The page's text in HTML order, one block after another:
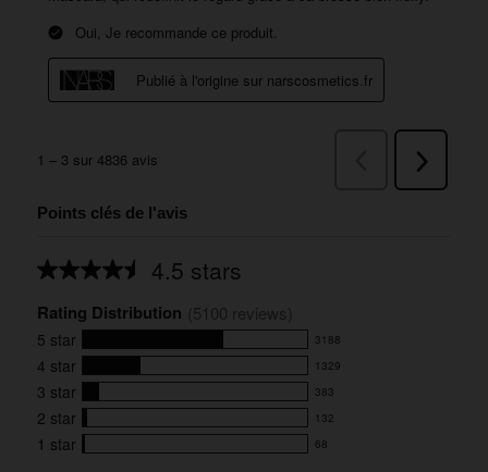
Points clés de l'avis
4.5 stars
Average
for
this
product:
4.5
out
of
5
stars
Rating Distribution
5 star 3188
3188
reviews
with
5
star
rating.
4 star 1329
1329
reviews
with
4
3 star 383
383
reviews
with
2 star 132
132
reviews
1 star 68
68